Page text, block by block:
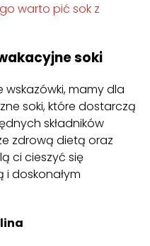
warto pić sok z
soki
mamy dla
soki, które dostarczą
składników
zdrową dietą oraz
ci cieszyć się
i doskonałym